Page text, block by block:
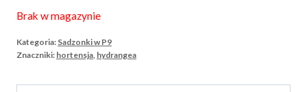
Brak w magazynie
Kategoria: Sadzonki w P9
Znaczniki: hortensja hydrangea